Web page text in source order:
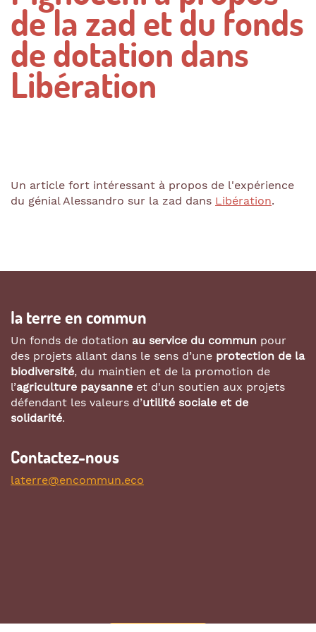
de la zad et du fonds
de dotation dans
Libération
Un article fort intéressant à propos de l'expérience
du génial Alessandro sur la zad dans Libération.
la terre en commun
Un fonds de dotation au service du commun pour
des projets allant dans le sens d’une protection de la
biodiversité, du maintien et de la promotion de
l’agriculture paysanne et d'un soutien aux projets
défendant les valeurs d’utilité sociale et de
solidarité.
Contactez-nous
laterre@encommun.eco